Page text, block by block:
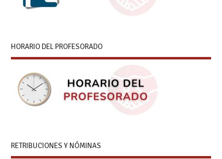
HORARIO DEL PROFESORADO
RETRIBUCIONES Y NÓMINAS